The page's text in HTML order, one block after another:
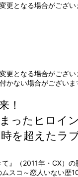
更となる場合がござい
更となる場合がござい
かない場合がございま
！
ったヒロイ
を超えたラ
』（2011年・CX）
スコ～恋人いない歴